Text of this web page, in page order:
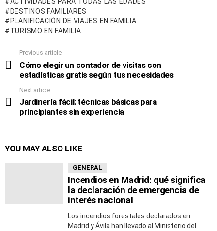
ACTIVIDADES PARA TODAS LAS EDADES
DESTINOS FAMILIARES
PLANIFICACIÓN DE VIAJES EN FAMILIA
TURISMO EN FAMILIA
more
Previous article
Cómo elegir un contador de visitas con
estadísticas gratis según tus necesidades
Next article
Jardinería fácil: técnicas básicas para
principiantes sin experiencia
YOU MAY ALSO LIKE
GENERAL
Incendios en Madrid: qué significa
la declaración de emergencia de
interés nacional
Los incendios forestales declarados en
Madrid y Ávila han llevado al Ministerio del